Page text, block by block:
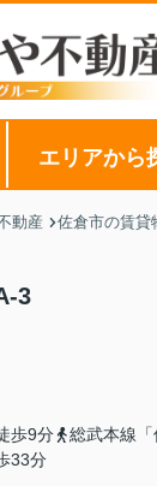
エリアから
動産 佐倉市の賃貸
3
歩9分
総武本線
33分